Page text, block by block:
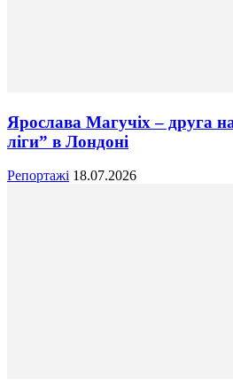
Ярослава Магучіх – друга
ліги” в Лондоні
Репортажі 18.07.2026